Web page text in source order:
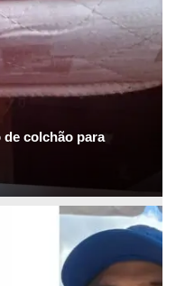
de colchão para